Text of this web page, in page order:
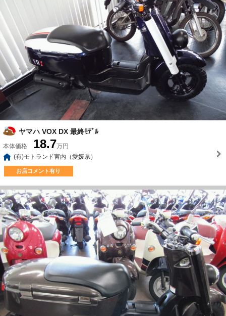
ヤマハ VOX DX 最終ﾓﾃﾞﾙ
本体価格 18.7万円
(有)モトランド宮内（愛媛県）
お店コメント有り